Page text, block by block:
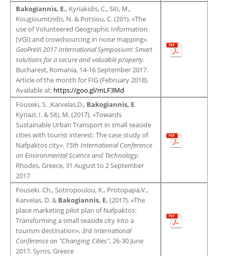
Bakogiannis, E., Kyriakidis, C., Siti, M.,
Kougioumtzidis, N. & Potsiou, C. (201). «The
use of Volunteered Geographic Information
(VGI) and crowdsourcing in noise mapping».
GeoPreVi 2017 International Symposium: Smart
solutions for a secure and valuable property.
Bucharest, Romania, 14-16 September 2017.
Article of the month for FIG (February 2018).
Available at: https://goo.gl/mLF3Md
Fouseki, S. ,Karvelas,D., Bakogiannis, E.
Kyriazi, I. & Siti, M. (2017). «Towards
Sustainable Urban Transport in small seaside
cities with tourist interest: The case study of
Nafpaktos city». 15th International Conference
on Environmental Science and Technology,
Rhodes, Greece, 31 August to 2 September
2017
Fouseki. Ch., Sotiropoulou, K., Protopapa,V.,
Karvelas, D. & Bakogiannis, E. (2017). «The
place marketing pilot plan of Nafpaktos:
Transforming a small seaside city into a
tourism destination»,3rd International
Conference on "Changing Cities", 26-30 June
2017, Syros, Greece